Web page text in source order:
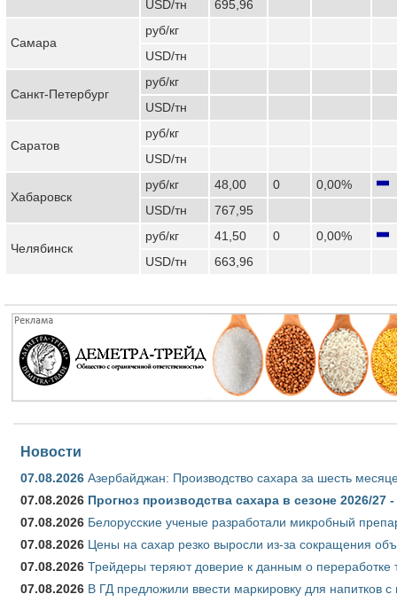
USD/тн
695,96
Самара
руб/кг
USD/тн
Санкт-Петербург
руб/кг
USD/тн
Саратов
руб/кг
USD/тн
Хабаровск
руб/кг 48,00 0
0,00%
USD/тн
767,95
Челябинск
руб/кг 41,50 0
0,00%
USD/тн
663,96
Новости
07.08.2026 Азербайджан: Производство сахара за шесть
07.08.2026 Прогноз производства сахара в сезоне 2026/
07.08.2026 Белорусские ученые разработали микробный
07.08.2026 Цены на сахар резко выросли из-за сокращения
07.08.2026 Трейдеры теряют доверие к данным о переработке
07.08.2026 В ГД предложили ввести маркировку для напитков